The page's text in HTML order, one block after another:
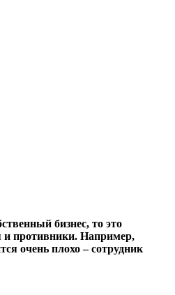
бизнес, то это
и противники. Например,
очень плохо – сотрудник